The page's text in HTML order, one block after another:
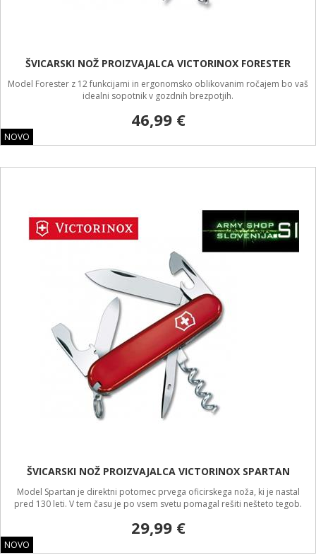
NOVO
ŠVICARSKI NOŽ PROIZVAJALCA VICTORINOX FORESTER
Model Forester z 12 funkcijami in ergonomsko oblikovanim ročajem bo vaš
idealni sopotnik v gozdnih brezpotjih.
46,99 €
NOVO
ŠVICARSKI NOŽ PROIZVAJALCA VICTORINOX SPARTAN
Model Spartan je direktni potomec prvega oficirskega noža, ki je nastal
pred 130 leti. V tem času je po vsem svetu pomagal rešiti nešteto tegob.
29,99 €